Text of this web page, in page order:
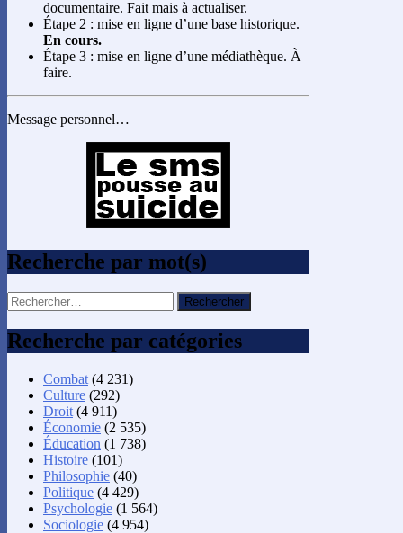
documentaire. Fait mais à actualiser.
Étape 2 : mise en ligne d’une base historique.
En cours.
Étape 3 : mise en ligne d’une médiathèque. À
faire.
Message personnel…
Recherche par mot(s)
Rechercher :
Recherche par catégories
Combat (4 231)
Culture (292)
Droit (4 911)
Économie (2 535)
Éducation (1 738)
Histoire (101)
Philosophie (40)
Politique (4 429)
Psychologie (1 564)
Sociologie (4 954)